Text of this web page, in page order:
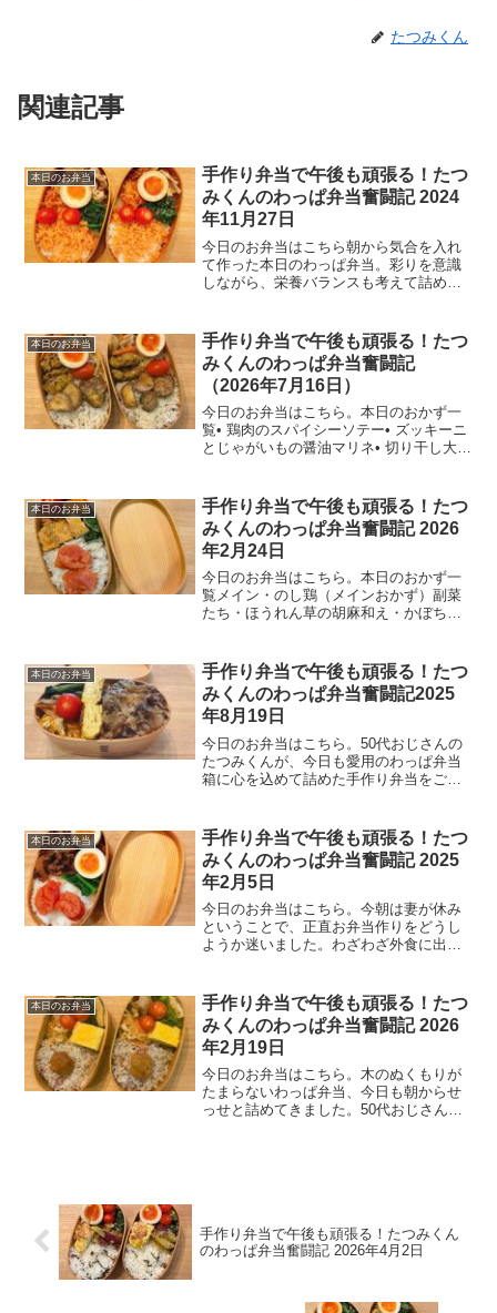
たつみくん
関連記事
本日のお弁当
手作り弁当で午後も頑張る！たつ
みくんのわっぱ弁当奮闘記 2024
年11月27日
今日のお弁当はこちら朝から気合を入れ
て作った本日のわっぱ弁当。彩りを意識
しながら、栄養バランスも考えて詰めて
手際が良くなってくるものですね。本日
のおかず一覧メインおか...
本日のお弁当
手作り弁当で午後も頑張る！たつ
みくんのわっぱ弁当奮闘記
（2026年7月16日）
今日のお弁当はこちら。本日のおかず一
覧• 鶏肉のスパイシーソテー• ズッキーニ
とじゃがいもの醤油マリネ• 切り干し大根
いお弁当になってしまいました。理由は
はっき...
本日のお弁当
手作り弁当で午後も頑張る！たつ
みくんのわっぱ弁当奮闘記 2026
年2月24日
今日のお弁当はこちら。本日のおかず一
覧メイン・のし鶏（メインおかず）副菜
たち・ほうれん草の胡麻和え・かぼちゃ
り、お弁当は1人分だけ。普段は2人分ま
とめて作るから慣れて...
本日のお弁当
手作り弁当で午後も頑張る！たつ
みくんのわっぱ弁当奮闘記2025
年8月19日
今日のお弁当はこちら。50代おじさんの
たつみくんが、今日も愛用のわっぱ弁当
箱に心を込めて詰めた手作り弁当をご紹
ャレンジ！）小松菜カレー醤油和えにん
じんしりしりきんぴらご...
本日のお弁当
手作り弁当で午後も頑張る！たつ
みくんのわっぱ弁当奮闘記 2025
年2月5日
今日のお弁当はこちら。今朝は妻が休み
ということで、正直お弁当作りをどうし
ようか迷いました。わざわざ外食に出か
当を作ることにしました。50代のおじさ
んの意地というか、やっ...
本日のお弁当
手作り弁当で午後も頑張る！たつ
みくんのわっぱ弁当奮闘記 2026
年2月19日
今日のお弁当はこちら。木のぬくもりが
たまらないわっぱ弁当、今日も朝からせ
っせと詰めてきました。50代おじさんの
手作り弁当で午後も頑張る！たつみくん
のわっぱ弁当奮闘記 2026年4月2日